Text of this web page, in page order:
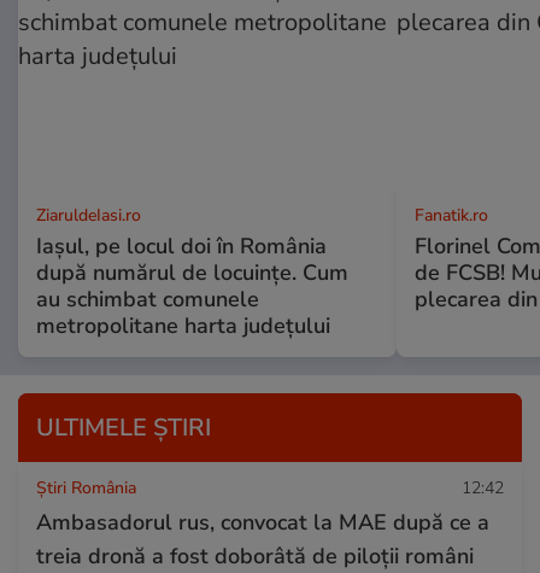
ZiaruldeIasi.ro
Iașul, pe locul doi în România
după numărul de locuințe. Cum
au schimbat comunele
metropolitane harta județului
Fanatik.ro
Florinel
de FCSB!
plecarea
ULTIMELE ȘTIRI
Știri România 12:42
Ambasadorul rus, convocat la MAE după ce a
treia dronă a fost doborâtă de piloții români